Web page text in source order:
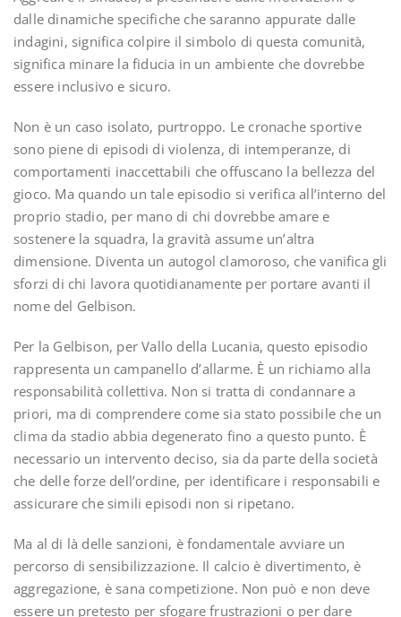
dalle dinamiche specifiche che saranno appurate dalle
indagini, significa colpire il simbolo di questa comunità,
significa minare la fiducia in un ambiente che dovrebbe
essere inclusivo e sicuro.
Non è un caso isolato, purtroppo. Le cronache sportive
sono piene di episodi di violenza, di intemperanze, di
comportamenti inaccettabili che offuscano la bellezza del
gioco. Ma quando un tale episodio si verifica all’interno del
proprio stadio, per mano di chi dovrebbe amare e
sostenere la squadra, la gravità assume un’altra
dimensione. Diventa un autogol clamoroso, che vanifica gli
sforzi di chi lavora quotidianamente per portare avanti il
nome del Gelbison.
Per la Gelbison, per Vallo della Lucania, questo episodio
rappresenta un campanello d’allarme. È un richiamo alla
responsabilità collettiva. Non si tratta di condannare a
priori, ma di comprendere come sia stato possibile che un
clima da stadio abbia degenerato fino a questo punto. È
necessario un intervento deciso, sia da parte della società
che delle forze dell’ordine, per identificare i responsabili e
assicurare che simili episodi non si ripetano.
Ma al di là delle sanzioni, è fondamentale avviare un
percorso di sensibilizzazione. Il calcio è divertimento, è
aggregazione, è sana competizione. Non può e non deve
essere un pretesto per sfogare frustrazioni o per dare